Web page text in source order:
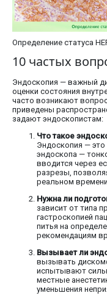
Определение статуса
10 частых
Эндоскопия — важный
оценки состояния
часто возникают
приведены
задают эндоскопистам:
Что такое
Эндоскопия —
эндоскопа —
вводится через
разрезы,
реальном
Нужна ли
зависит от типа
гастроскопией
питья на
рекомендациям
Вызывает ли
вызывать
испытывают
местные
уменьшения